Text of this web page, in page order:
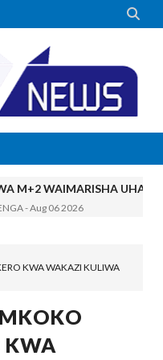

M+2 WAIMARISHA
-Aug 06 2026
USHINDANI WA HAKI
INATAMBUA MCHANGO WA
-Aug 06 2026
MUSEVEN
KWA WAKAZI KULIWA
KWA